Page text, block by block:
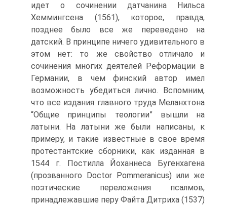
идет о сочинении датчанина Нильса
Хеммингсена (1561), которое, правда,
позднее было все же переведено на
датский. В принципе ничего удивительного в
этом нет: то же свойство отличало и
сочинения многих деятелей Реформации в
Германии, в чем финский автор имел
возможность убедиться лично. Вспомним,
что все издания главного труда Меланхтона
“Общие принципы теологии” вышли на
латыни. На латыни же были написаны, к
примеру, и такие известные в свое время
протестантские сборники, как изданная в
1544 г. Постилла Йоханнеса Бугенхагена
(прозванного Doctor Pommeranicus) или же
поэтические переложения псалмов,
принадлежавшие перу Файта Дитриха (1537)